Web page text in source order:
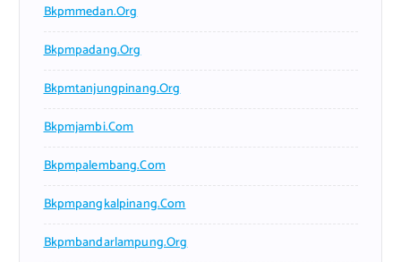
Bkpmmedan.org
Bkpmpadang.org
Bkpmtanjungpinang.org
Bkpmjambi.com
Bkpmpalembang.com
Bkpmpangkalpinang.com
Bkpmbandarlampung.org